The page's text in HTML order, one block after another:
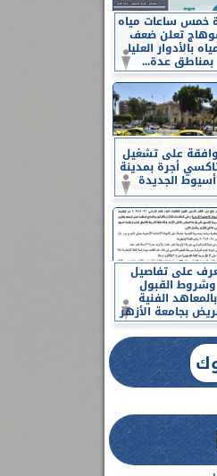
خمس ساعات مياه
تعلن ضعف
بالأدوار العليا
بمناطق عدة...
على تشغيل
تاكسي أجرة بمدينة
أسيوط الجديدة
على تفاصيل
وشروط القبول
بالمعاهد الفنية
بجامعة الأزهر